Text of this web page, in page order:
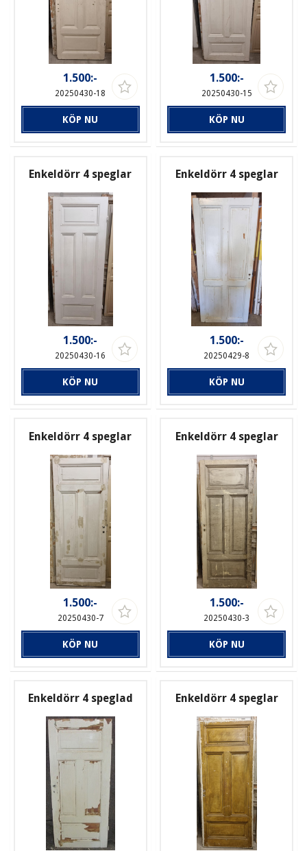
1.500:-
20250430-18
KÖP NU
1.500:-
20250430-15
KÖP NU
Enkeldörr 4 speglar
1.500:-
20250430-16
KÖP NU
Enkeldörr 4 speglar
1.500:-
20250429-8
KÖP NU
Enkeldörr 4 speglar
1.500:-
20250430-7
KÖP NU
Enkeldörr 4 speglar
1.500:-
20250430-3
KÖP NU
Enkeldörr 4 speglad Enkeldörr 4 speglar